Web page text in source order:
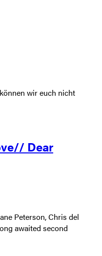
wir euch nicht
Dear
Peterson, Chris del
awaited second